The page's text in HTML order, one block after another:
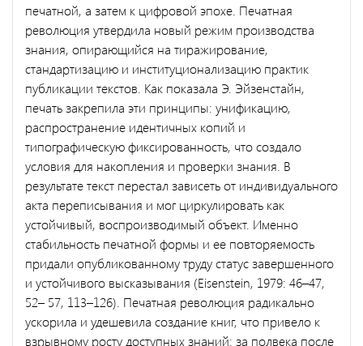
печатной, а затем к цифровой эпохе. Печатная
революция утвердила новый режим производства
знания, опирающийся на тиражирование,
стандартизацию и институционализацию практик
публикации текстов. Как показала Э. Эйзенстайн,
печать закрепила эти принципы: унификацию,
распространение идентичных копий и
типографическую фиксированность, что создало
условия для накопления и проверки знания. В
результате текст перестал зависеть от индивидуального
акта переписывания и мог циркулировать как
устойчивый, воспроизводимый объект. Именно
стабильность печатной формы и ее повторяемость
придали опубликованному труду статус завершенного
и устойчивого высказывания (Eisenstein, 1979: 46–47,
52– 57, 113–126). Печатная революция радикально
ускорила и удешевила создание книг, что привело к
взрывному росту доступных знаний: за полвека после